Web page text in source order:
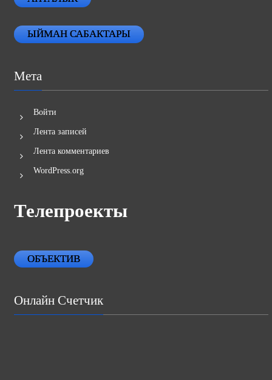
ЫЙМАН САБАКТАРЫ
Мета
Войти
Лента записей
Лента комментариев
WordPress.org
Телепроекты
ОБЪЕКТИВ
Онлайн Счетчик